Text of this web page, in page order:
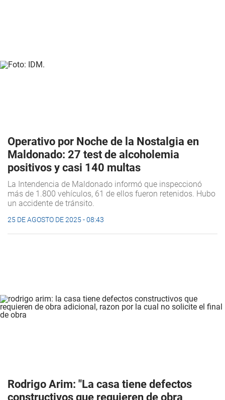
Operativo por Noche de la Nostalgia en
Maldonado: 27 test de alcoholemia
positivos y casi 140 multas
La Intendencia de Maldonado informó que inspeccionó
más de 1.800 vehículos, 61 de ellos fueron retenidos. Hubo
un accidente de tránsito.
25 DE AGOSTO DE 2025 - 08:43
Rodrigo Arim: "La casa tiene defectos
constructivos que requieren de obra